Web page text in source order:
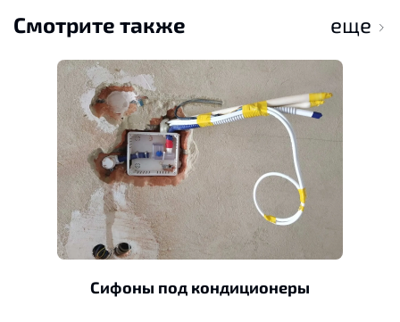
Смотрите также еще
Сифоны под кондиционеры